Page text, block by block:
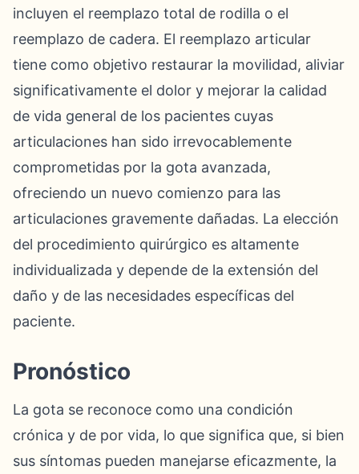
incluyen el reemplazo total de rodilla o el
reemplazo de cadera. El reemplazo articular
tiene como objetivo restaurar la movilidad, aliviar
significativamente el dolor y mejorar la calidad
de vida general de los pacientes cuyas
articulaciones han sido irrevocablemente
comprometidas por la gota avanzada,
ofreciendo un nuevo comienzo para las
articulaciones gravemente dañadas. La elección
del procedimiento quirúrgico es altamente
individualizada y depende de la extensión del
daño y de las necesidades específicas del
paciente.
Pronóstico
La gota se reconoce como una condición
crónica y de por vida, lo que significa que, si bien
sus síntomas pueden manejarse eficazmente, la